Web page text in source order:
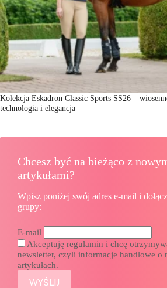
Kolekcja Eskadron Classic Sports SS26 –
technologia i elegancja
Chcesz być na bieżąco z
artykułami?
Wpisz poniżej swój adres e-mail i
grupy:
E-mail
Akceptuję regulamin i chcę
newsletter, czyli informacje handlowe o
artykułach.